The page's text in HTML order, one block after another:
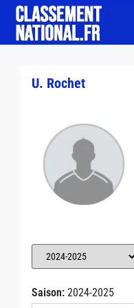
U. Rochet
Saison: 2024-2025